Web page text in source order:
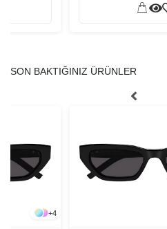
SON BAKTIĞINIZ ÜRÜNLER
+4